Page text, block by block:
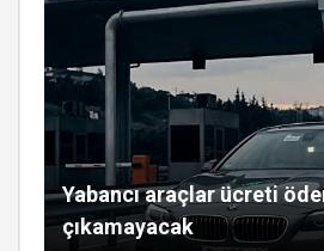
Yabancı araçlar ücreti
çıkamayacak